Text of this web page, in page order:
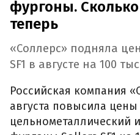
фургоны. Сколько
теперь
«Соллерс» подняла
SF1 в августе на 100
Российская компания
августа повысила цены
цельнометаллический